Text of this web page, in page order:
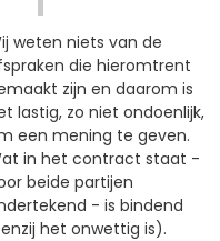
weten niets van de
die hieromtrent
zijn en daarom is
lastig, zo niet ondoenlijk,
een mening te geven.
in het contract staat -
beide partijen
- is bindend
het onwettig is).